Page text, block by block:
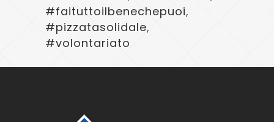
#faituttoilbenechepuoi,
#pizzatasolidale,
#volontariato